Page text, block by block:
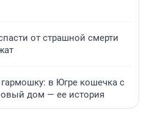
от страшной смерти
в Югре кошечка с
дом — ее история